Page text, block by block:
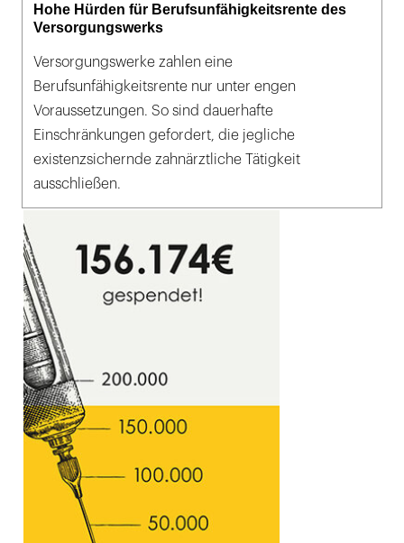
Hohe Hürden für Berufsunfähigkeitsrente des
Versorgungswerks
Versorgungswerke zahlen eine
Berufsunfähigkeitsrente nur unter engen
Voraussetzungen. So sind dauerhafte
Einschränkungen gefordert, die jegliche
existenzsichernde zahnärztliche Tätigkeit
ausschließen.